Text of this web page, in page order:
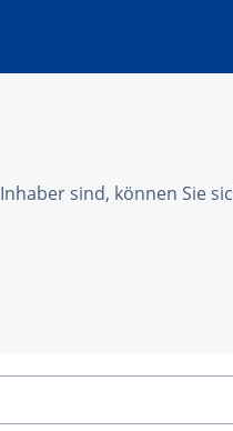
sind, können Sie